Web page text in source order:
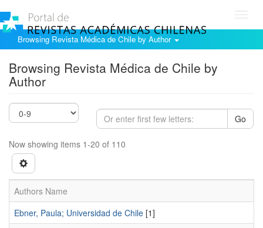
Browsing Revista Médica de Chile by Author
Browsing Revista Médica de Chile by
Author
Go
Now showing items 1-20 of 110
Authors Name
Ebner, Paula; Universidad de Chile [1]